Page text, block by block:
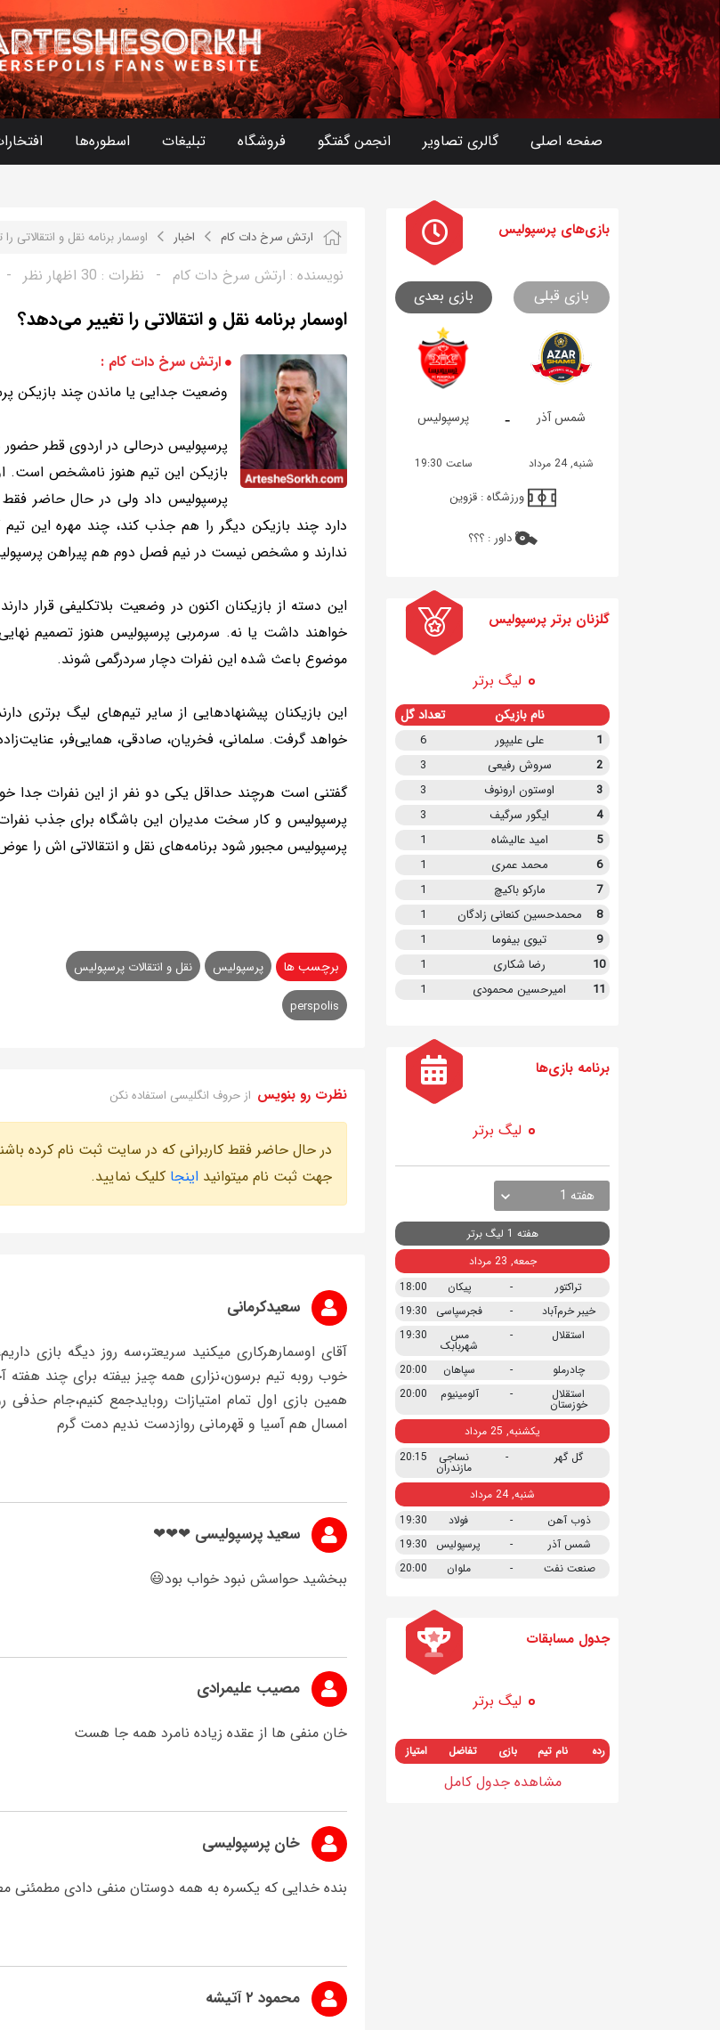
صفحه اصلی گالری تصاویر انجمن گفتگو فروشگاه تبلیغات اسطوره‌ها
ارتش سرخ دات کام اخبار اوسمار برنامه نقل و انتقالاتی
نویسنده : ارتش سرخ دات کام - نظرات : 30 اظهار نظر -
اوسمار برنامه نقل و انتقالاتی را تغییر می‌دهد؟
ارتش سرخ دات کام :
وضعیت جدایی یا ماندن چند
پرسپولیس درحالی در اردوی قطر حضور
بازیکن این تیم هنوز نامشخص است.
پرسپولیس داد ولی در حال حاضر
دارد چند بازیکن دیگر را هم جذب کند، چند مهره این
ندارند و مشخص نیست در نیم فصل دوم هم پیراهن
این دسته از بازیکنان اکنون در وضعیت بلاتکلیفی قرار
خواهند داشت یا نه. سرمربی پرسپولیس هنوز تصمیم
موضوع باعث شده این نفرات دچار سردرگمی شوند.
این بازیکنان پیشنهادهایی از سایر تیم‌های لیگ
خواهد گرفت. سلمانی، فخریان، صادقی، همایی‌فر،
گفتنی است هرچند حداقل یکی دو نفر از این نفرات جدا
پرسپولیس و کار سخت مدیران این باشگاه برای جذب
پرسپولیس مجبور شود برنامه‌های نقل و انتقالاتی اش را
برچسب ها پرسپولیس نقل و انتقالات پرسپولیس
perspolis
نظرت رو بنویس از حروف انگلیسی استفاده نکن
در حال حاضر فقط کاربرانی که در سایت ثبت نام کرده
جهت ثبت نام میتوانید اینجا کلیک نمایید.
سعیدکرمانی
آقای اوسمارهرکاری میکنید سریعتر،سه روز دیگه بازی
خوب روبه تیم برسون،نزاری همه چیز بیفته برای چند
همین بازی اول تمام امتیازات روبایدجمع کنیم،جام
امسال هم آسیا و قهرمانی روازدست ندیم دمت گرم
سعید پرسپولیسی ❤❤❤
ببخشید حواسش نبود خواب بود😃
مصیب علیمرادی
خان منفی ها از عقده زیاده نامرد همه جا هست
خان پرسپولیسی
بنده خدایی که یکسره به همه دوستان منفی دادی
محمود ۲ آتیشه
بازی های پرسپولیس
بازی قبلی بازی بعدی
- شمس آذر پرسپولیس
شنبه, 24 مرداد ساعت 19:30
ورزشگاه :قزوین
داور :؟؟؟
گلزنان برتر پرسپولیس
لیگ برتر
نام بازیکن تعداد گل
1 علی علیپور
6
2
سروش رفیعی
3
3
اوستون ارونوف
3
4
ایگور سرگیف
3
5
امید عالیشاه
1
6
محمد عمری
1
7
مارکو باکیچ
1
8
محمدحسین کنعانی زادگان
1
9
تیوی بیفوما
1
10
رضا شکاری
1
11
امیرحسین محمودی 1
برنامه بازی ها
لیگ برتر
هفته 1
هفته 1 لیگ برتر
جمعه, 23 مرداد
تراکتور
- پیکان
18:00
خیبر خرم‌آباد
- فجرسپاسی
19:30
استقلال
- مس
شهربابک
19:30
چادرملو - سپاهان
20:00
استقلال
خوزستان
- آلومینیوم 20:00
یکشنبه, 25 مرداد
گل گهر
- نساجی
مازندران
20:15
شنبه, 24 مرداد
ذوب آهن
- فولاد
19:30
شمس آذر
- پرسپولیس
19:30
صنعت نفت
- ملوان 20:00
جدول مسابقات
لیگ برتر
رده نام تیم بازی تفاضل امتیاز
مشاهده جدول کامل